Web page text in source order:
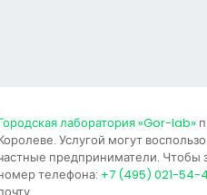
лаборатория «Gor-lab»
Услугой могут
предприниматели. Чтобы
телефона: +7 (495) 021-54-